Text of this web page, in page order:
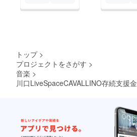
トップ >
プロジェクトをさがす >
音楽 >
川口LiveSpaceCAVALLINO存続支援金